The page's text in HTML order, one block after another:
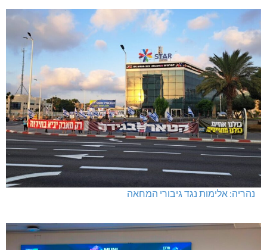
נהריה: אלימות נגד גיבורי המחאה